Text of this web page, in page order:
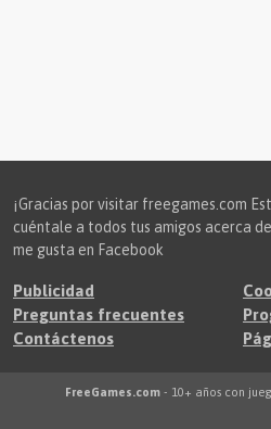
¡Gracias por visitar freegames.com
cuéntale a todos tus amigos acerca
me gusta en Facebook
Publicidad
Preguntas frecuentes
Contáctenos
FreeGames.com- 10+ años con